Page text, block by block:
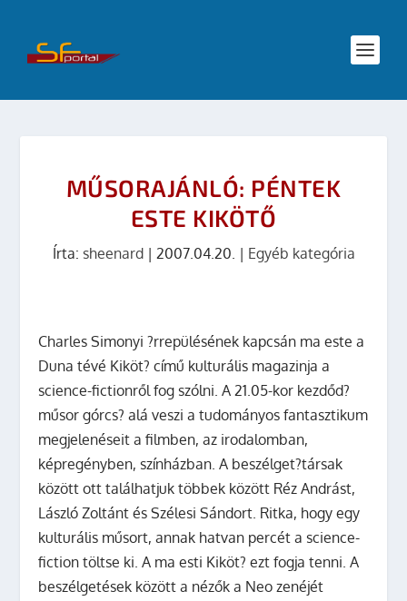
MŰSORAJÁNLÓ: PÉNTEK
ESTE KIKÖTŐ
Írta: sheenard| 2007.04.20. | Egyéb kategória
Charles Simonyi ?rrepülésének kapcsán ma este a
Duna tévé Kiköt?című kulturális magazinja a
science-fictionről fog szólni. A 21.05-kor kezdőd?
műsor górcs? alá veszi a tudományos fantasztikum
megjelenéseit a filmben, az irodalomban,
képregényben, színházban. A beszélget?társak
között ott találhatjuk többek között Réz Andrást,
László Zoltánt ésSzélesi Sándort. Ritka, hogy egy
kulturális műsort, annak hatvan percét a science-
fiction töltse ki. A ma esti Kiköt? ezt fogja tenni. A
beszélgetések között a nézők a Neo zenéjét